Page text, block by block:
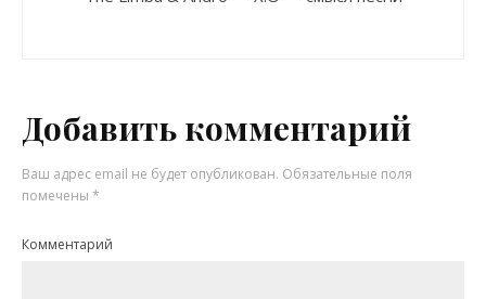
Добавить комментарий
Ваш адрес email не будет опубликован. Обязательные поля
помечены *
Комментарий